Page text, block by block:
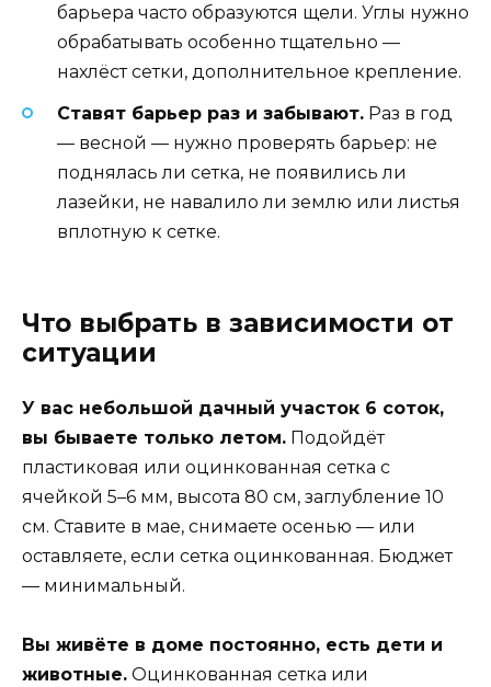
барьера часто образуются щели. Углы нужно
обрабатывать особенно тщательно —
нахлёст сетки, дополнительное крепление.
Ставят барьер раз и забывают. Раз в год
— весной — нужно проверять барьер: не
поднялась ли сетка, не появились ли
лазейки, не навалило ли землю или листья
вплотную к сетке.
Что выбрать в зависимости от
ситуации
У вас небольшой дачный участок 6 соток,
вы бываете только летом. Подойдёт
пластиковая или оцинкованная сетка с
ячейкой 5–6 мм, высота 80 см, заглубление 10
см. Ставите в мае, снимаете осенью — или
оставляете, если сетка оцинкованная. Бюджет
— минимальный.
Вы живёте в доме постоянно, есть дети и
животные. Оцинкованная сетка или